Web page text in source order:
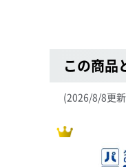
この商品
(2026/8/8更